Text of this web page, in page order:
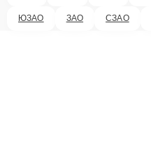
ЮЗАО ЗАО СЗАО